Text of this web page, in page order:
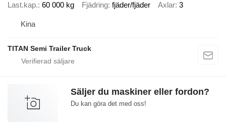
Last.kap. 60 000 kg Fjädring fjäder/fjäder Axlar 3
Kina
TITAN Semi Trailer Truck
Säljer du maskiner eller fordon?
Du kan göra det med oss!